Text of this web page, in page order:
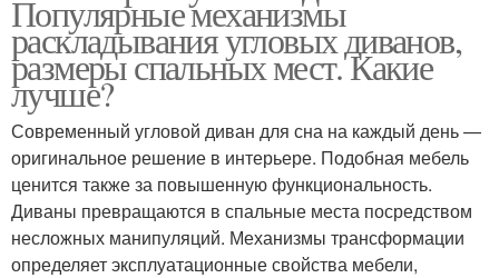
Популярные механизмы
раскладывания угловых диванов,
размеры спальных мест. Какие
лучше?
Современный угловой диван для сна на каждый день —
оригинальное решение в интерьере. Подобная мебель
ценится также за повышенную функциональность.
Диваны превращаются в спальные места посредством
несложных манипуляций. Механизмы трансформации
определяет эксплуатационные свойства мебели,